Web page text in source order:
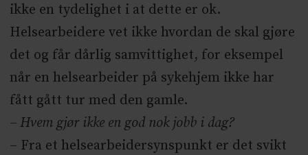
ikke en tydelighet i at dette er ok.
Helsearbeidere vet ikke hvordan de skal gjøre
det og får dårlig samvittighet, for eksempel
når en helsearbeider på sykehjem ikke har
fått gått tur med den gamle.
– Hvem gjør ikke en god nok jobb i dag?
– Fra et helsearbeidersynspunkt er det svikt